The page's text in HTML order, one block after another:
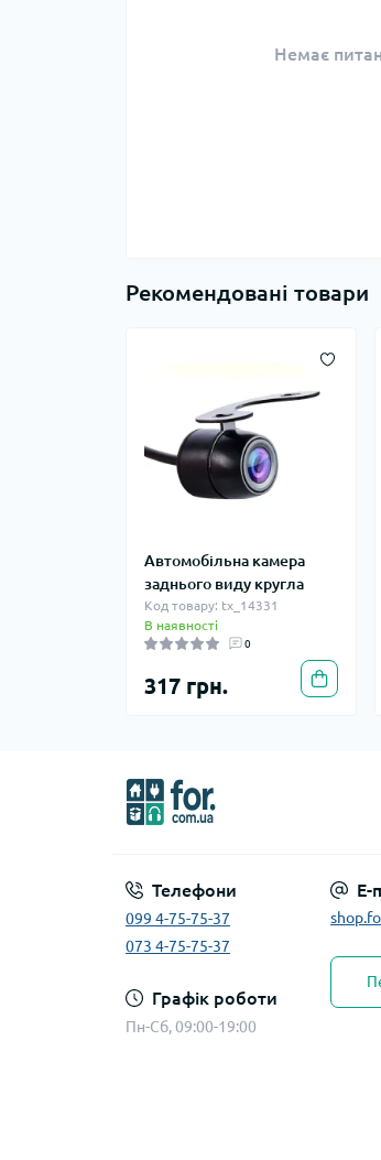
Немає
Рекомендовані товари
Автомобільна камера
заднього виду кругла
Код товару: tx_14331
В наявності
0
317 грн.
Телефони
099 4-75-75-37
073 4-75-75-37
Графік роботи
Пн-Сб, 09:00-19:00
E-